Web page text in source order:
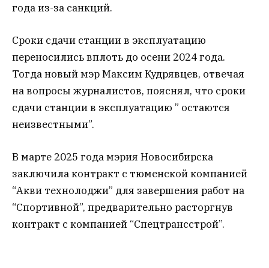
года из-за санкций.
Сроки сдачи станции в эксплуатацию
переносились вплоть до осени 2024 года.
Тогда новый мэр Максим Кудрявцев, отвечая
на вопросы журналистов, пояснял, что сроки
сдачи станции в эксплуатацию ” остаются
неизвестными”.
В марте 2025 года мэрия Новосибирска
заключила контракт с тюменской компанией
“Акви технолоджи” для завершения работ на
“Спортивной”, предварительно расторгнув
контракт с компанией “Спецтрансстрой”.